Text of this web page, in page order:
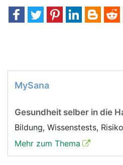
MySana
Gesundheit selber in die
Bildung, Wissenstests,
Mehr zum Thema